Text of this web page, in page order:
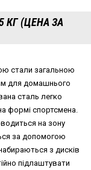
КГ (ЦЕНА ЗА
стали загальною
для домашнього
сталь легко
формі спортсмена.
на зону
за допомогою
з дисків
підлаштувати